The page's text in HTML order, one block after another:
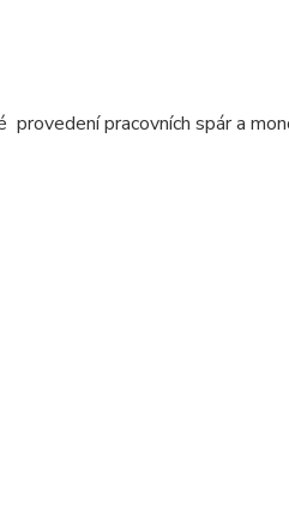
pracovních spár a